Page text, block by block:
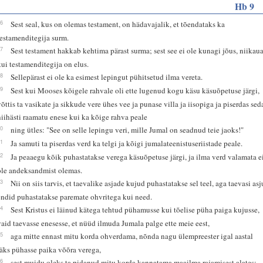
Hb 9
Sest seal, kus on olemas testament, on hädavajalik, et tõendataks ka
surm.
Sest testament hakkab kehtima pärast surma; sest see ei ole kunagi jõus, niikaua
testamenditegija on elus.
Sellepärast ei ole ka esimest lepingut pühitsetud ilma vereta.
Sest kui Mooses kõigele rahvale oli ette lugenud kogu käsu käsuõpetuse järgi,
ta vasikate ja sikkude vere ühes vee ja punase villa ja iisopiga ja piserdas
raamatu enese kui ka kõige rahva peale
ning ütles: "See on selle lepingu veri, mille Jumal on seadnud teie jaoks!"
Ja samuti ta piserdas verd ka telgi ja kõigi jumalateenistuseriistade peale.
Ja peaaegu kõik puhastatakse verega käsuõpetuse järgi, ja ilma verd valamata ei
andeksandmist olemas.
Nii on siis tarvis, et taevalike asjade kujud puhastatakse sel teel, aga taevasi
puhastatakse paremate ohvritega kui need.
Sest Kristus ei läinud kätega tehtud pühamusse kui tõelise püha paiga kujusse,
taevasse enesesse, et nüüd ilmuda Jumala palge ette meie eest,
aga mitte ennast mitu korda ohverdama, nõnda nagu ülempreester igal aastal
pühasse paika võõra verega,